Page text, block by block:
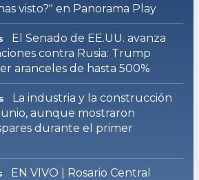
visto?" en Panorama Play
El Senado de EE.UU. avanza
contra Rusia: Trump
aranceles de hasta 500%
La industria y la construcción
aunque mostraron
durante el primer
EN VIVO | Rosario Central